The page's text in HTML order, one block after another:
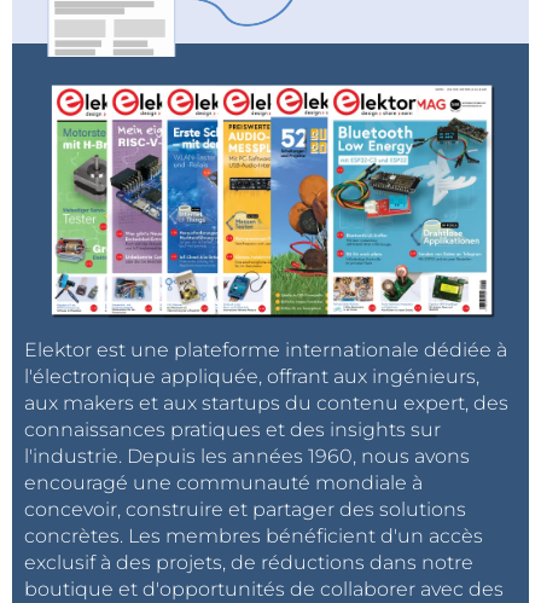
Elektor est une plateforme internationale dédiée à
l'électronique appliquée, offrant aux ingénieurs,
aux makers et aux startups du contenu expert, des
connaissances pratiques et des insights sur
l'industrie. Depuis les années 1960, nous avons
encouragé une communauté mondiale à
concevoir, construire et partager des solutions
concrètes. Les membres bénéficient d'un accès
exclusif à des projets, de réductions dans notre
boutique et d'opportunités de collaborer avec des